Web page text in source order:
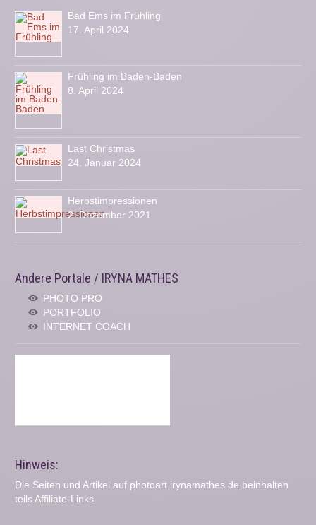
Bad Ems im Frühling
17. April 2024
Frühling im Baden-Baden
8. April 2024
Last Christmas
24. Januar 2024
Herbstimpressionen
2. Dezember 2021
Andere Portale / IRYNA MATHES
PHOTO PRO
PORTFOLIO
INTERNET COACH
Hinweis:
Die Seiten und Artikel auf photoart.irynamathes.de beinhalten
teils Affiliate-Links.